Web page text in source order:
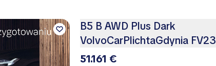
B5 B AWD Plus Dark
VolvoCarPlichtaGdynia FV23
51.161 €